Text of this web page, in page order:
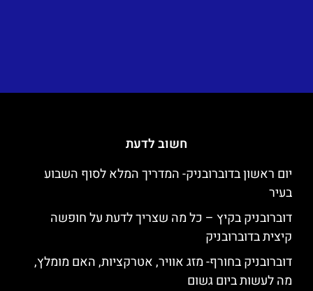
חשוב לדעת
יום ראשון בדוברובניק- המדריך המלא לסוף השבוע
בעיר
דוברובניק בקיץ – כל מה שצריך לדעת על חופשה
קיצית בדוברובניק
דוברובניק בחורף- מזג אוויר, אטרקציות, האם מומלץ,
מה לעשות ביום גשום